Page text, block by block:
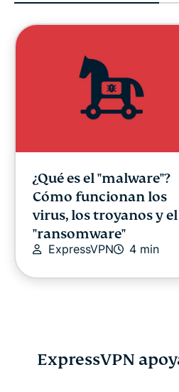
¿Qué es el "malware"?
Cómo funcionan los
virus, los troyanos y el
"ransomware"
ExpressVPN 4 min
ExpressVPN